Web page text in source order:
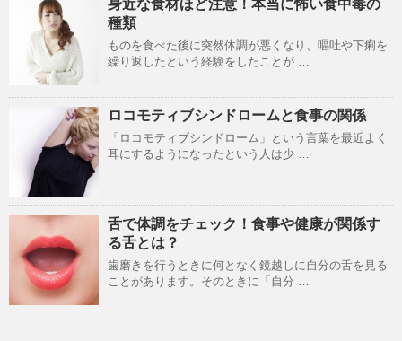
身近な食材ほど注意！本当に怖い食中毒の
種類
ものを食べた後に突然体調が悪くなり、嘔吐や下痢を
繰り返したという経験をしたことが …
ロコモティブシンドロームと食事の関係
「ロコモティブシンドローム」という言葉を最近よく
耳にするようになったという人は少 …
舌で体調をチェック！食事や健康が関係す
る舌とは？
歯磨きを行うときに何となく鏡越しに自分の舌を見る
ことがあります。そのときに「自分 …